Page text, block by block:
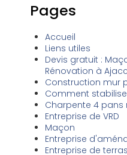
Pages
Accueil
Liens utiles
Devis gratuit :
Rénovation à
Construction mur
Comment
Charpente 4 pans
Entreprise de VRD
Maçon
Entreprise
Entreprise de